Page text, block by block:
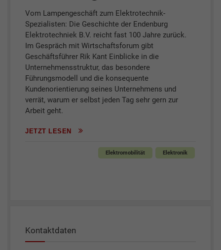
Vom Lampengeschäft zum Elektrotechnik-
Spezialisten: Die Geschichte der Endenburg
Elektrotechniek B.V. reicht fast 100 Jahre zurück.
Im Gespräch mit Wirtschaftsforum gibt
Geschäftsführer Rik Kant Einblicke in die
Unternehmensstruktur, das besondere
Führungsmodell und die konsequente
Kundenorientierung seines Unternehmens und
verrät, warum er selbst jeden Tag sehr gern zur
Arbeit geht.
JETZT LESEN
Elektromobilität Elektronik
Kontaktdaten